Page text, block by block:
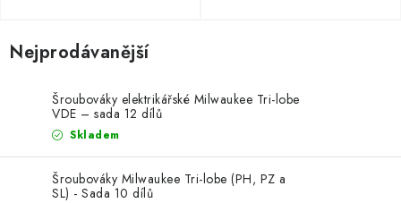
KONTAKTY
OCHRANA OSOBNÍCH ÚDAJŮ
JAK NAKUPOVAT
OBCHODNÍ PODMÍNKY
ODSTOUPENÍ OD SMLOUVY
EXPEDICE ZBOŽÍ
Nejprodávanější
Šroubováky elektrikářské Milwaukee Tri-lobe
VDE – sada 12 dílů
Skladem
Šroubováky Milwaukee Tri-lobe (PH, PZ a
SL) - Sada 10 dílů